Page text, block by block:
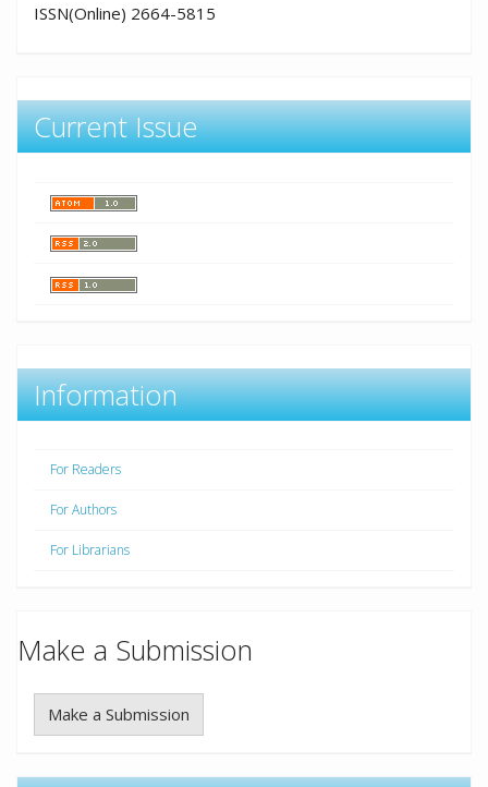
ISSN(Online) 2664-5815
Current Issue
Information
For Readers
For Authors
For Librarians
Make a Submission
Make a Submission